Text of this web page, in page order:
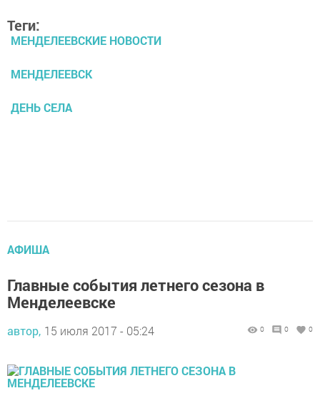
Теги:
МЕНДЕЛЕЕВСКИЕ НОВОСТИ
МЕНДЕЛЕЕВСК
ДЕНЬ СЕЛА
АФИША
Главные события летнего сезона в
Менделеевске
автор, 15 июля 2017 - 05:24 0 0 0